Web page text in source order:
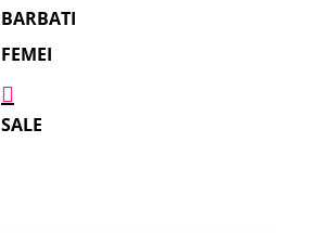
BARBATI
FEMEI
SALE